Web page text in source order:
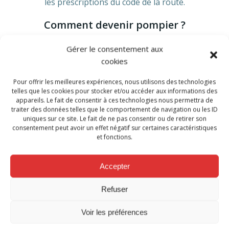
Gérer le consentement aux
cookies
Pour offrir les meilleures expériences, nous utilisons des technologies
telles que les cookies pour stocker et/ou accéder aux informations des
appareils. Le fait de consentir à ces technologies nous permettra de
traiter des données telles que le comportement de navigation ou les ID
uniques sur ce site. Le fait de ne pas consentir ou de retirer son
consentement peut avoir un effet négatif sur certaines caractéristiques
et fonctions.
Accepter
Refuser
Voir les préférences
Comment devenir pompier ?
Une forte motivation revêt une importance capitale. Vous
devez également disposer de certaines connaissances
certificat d’aptitude fédéral pour rejoindre un des postes
d’incendie de la zone de secours.
A l’issue de cet examen, les nouvelles recrues suivent une
formation approfondie afin de pouvoir garantir leur propre
dans ce à quoi ils veulent adhérer : l’altruisme, l’efficience et
la discrétion. C’est l’éthique du sapeur-pompier.
Voici les liens vers des vidéos vous montrant le quotidien